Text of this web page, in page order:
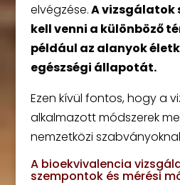
elvégzése.A vizsgálatok
kell venni a különböző
például az alanyok
egészségi állapotát.
Ezen kívül fontos, hogy a
alkalmazott módszerek
nemzetközi
A bioekvivalencia
szempontok és mérési